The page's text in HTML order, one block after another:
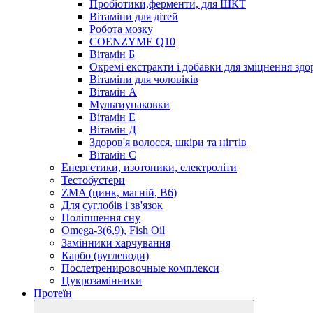
Пробіотики,ферменти, для ШКТ
Вітаміни для дітей
Робота мозку
COENZYME Q10
Вітамін Б
Окремі екстракти і добавки для зміцнення
Вітаміни для чоловіків
Вітамін А
Мультиупаковки
Вітамін Е
Вітамін Д
Здоров'я волосся, шкіри та нігтів
Вітамін С
Енергетики, изотоники, електроліти
Тестобустери
ZMA (цинк, магній, В6)
Для суглобів і зв'язок
Поліпшення сну
Omega-3(6,9), Fish Oil
Замінники харчування
Карбо (вуглеводи)
Послетренировочные комплекси
Цукрозамінники
Протеїн